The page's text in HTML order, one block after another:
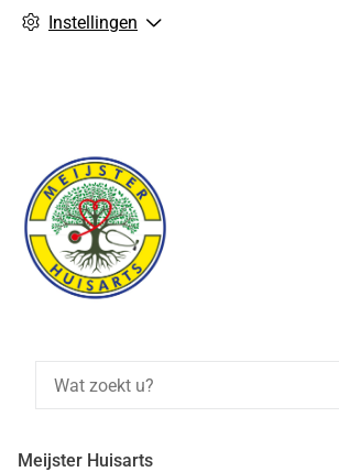
Instellingen
Meijster Huisarts